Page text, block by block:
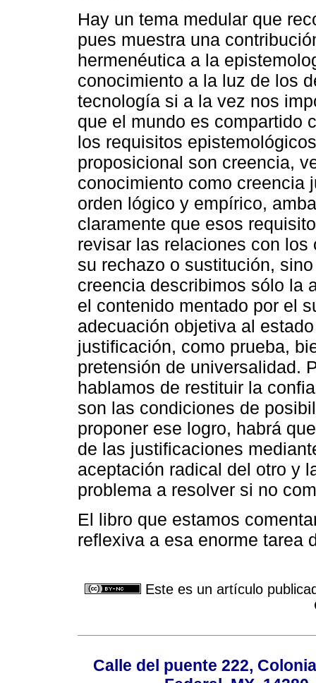
Hay un tema medular que
pues muestra una
hermenéutica a la
conocimiento a la luz de los
tecnología si a la vez nos
que el mundo es compartido
los requisitos
proposicional son creencia,
conocimiento como creencia
orden lógico y empírico,
claramente que esos
revisar las relaciones con
su rechazo o sustitución,
creencia describimos sólo la
el contenido mentado por el
adecuación objetiva al
justificación, como prueba,
pretensión de universalidad.
hablamos de restituir la
son las condiciones de
proponer ese logro, habrá
de las justificaciones
aceptación radical del otro y
problema a resolver si no
El libro que estamos
reflexiva a esa enorme tarea
Este es un artículo
Calle del puente 222,